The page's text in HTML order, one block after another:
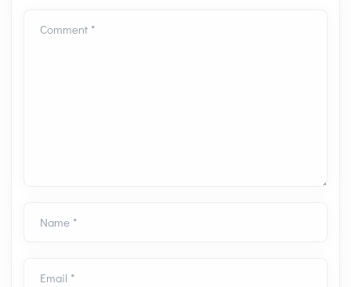
Comment *
Name *
Email *